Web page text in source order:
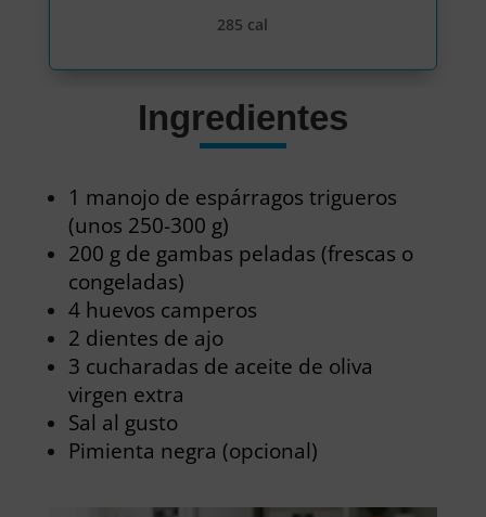
285 cal
Ingredientes
1 manojo de espárragos trigueros
(unos 250-300 g)
200 g de gambas peladas (frescas o
congeladas)
4 huevos camperos
2 dientes de ajo
3 cucharadas de aceite de oliva
virgen extra
Sal al gusto
Pimienta negra (opcional)